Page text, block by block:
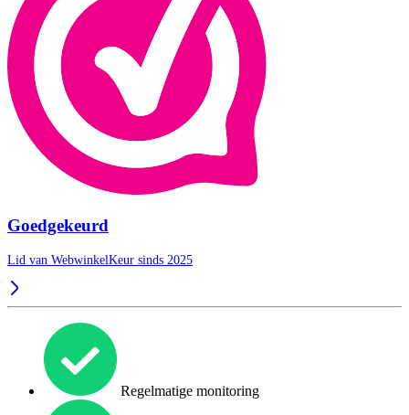
Goedgekeurd
Lid van WebwinkelKeur sinds 2025
Regelmatige monitoring